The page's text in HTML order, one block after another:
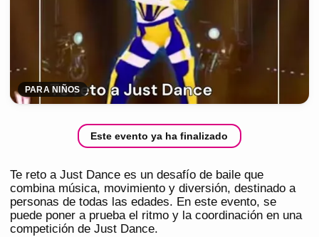
PARA NIÑOS
Este evento ya ha finalizado
Te reto a Just Dance es un desafío de baile que
combina música, movimiento y diversión, destinado a
personas de todas las edades. En este evento, se
puede poner a prueba el ritmo y la coordinación en una
competición de Just Dance.